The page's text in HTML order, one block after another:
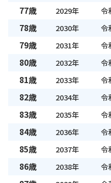
77歳 2029年 令
78歳 2030年 令
79歳 2031年 令
80歳 2032年 令
81歳 2033年 令
82歳 2034年 令
83歳 2035年 令
84歳 2036年 令
85歳 2037年 令
86歳 2038年 令